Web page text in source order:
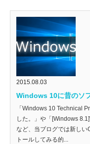
2015.08.03
Windows 10に昔のソ
「Windows 10 Technical
した。」や「[Windows
など、当ブログでは新しい
トールしてみる的...